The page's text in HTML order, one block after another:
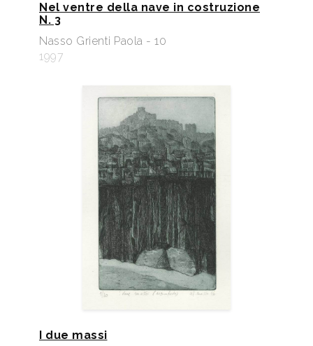
Nel ventre della nave in costruzione
N. 3
Nasso Grienti Paola - 10
1997
I due massi